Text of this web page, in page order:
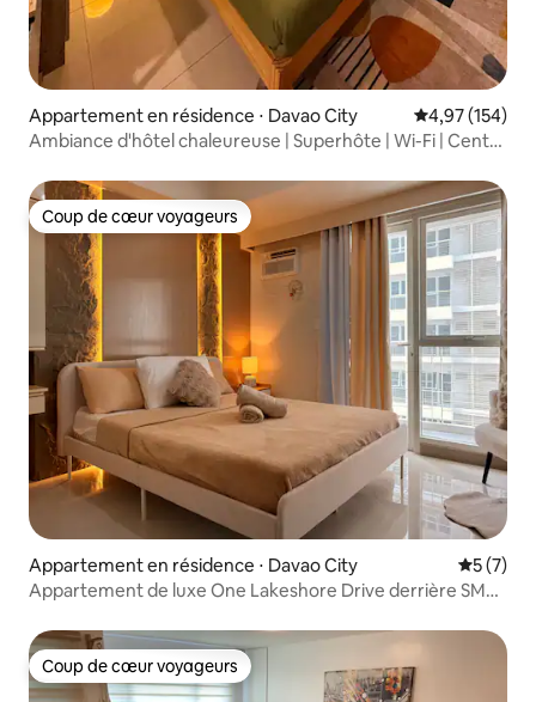
Appartement en résidence ⋅ Davao City Évaluation
4,97 (154)
Ambiance d'hôtel chaleureuse | Superhôte | Wi-Fi | Centre
Coup de cœur voyageurs
Coup de cœur voyageurs
Appartement en résidence ⋅ Davao City
5 (7)
Appartement de luxe One Lakeshore Drive derrière SM
Coup de cœur voyageurs
Coup de cœur voyageurs